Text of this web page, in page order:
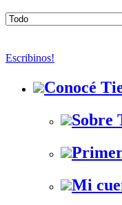
Escribinos!
Conocé
Sobre
Mi